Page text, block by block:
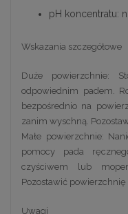
pH koncentratu:
Wskazania szczegółowe
Duże powierzchnie:
odpowiednim padem.
bezpośrednio na
zanim wyschną.
Małe powierzchnie:
pomocy pada
czyściwem lub
Pozostawić
Uwagi